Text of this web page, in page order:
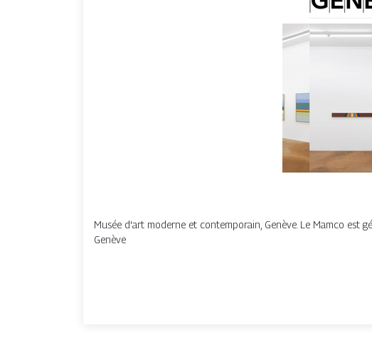
Musée d'art moderne et contemporain, Genève. Le Mamco
Genève